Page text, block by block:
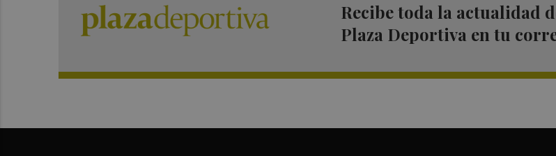
Recibe toda la actualidad
Plaza Deportiva en tu